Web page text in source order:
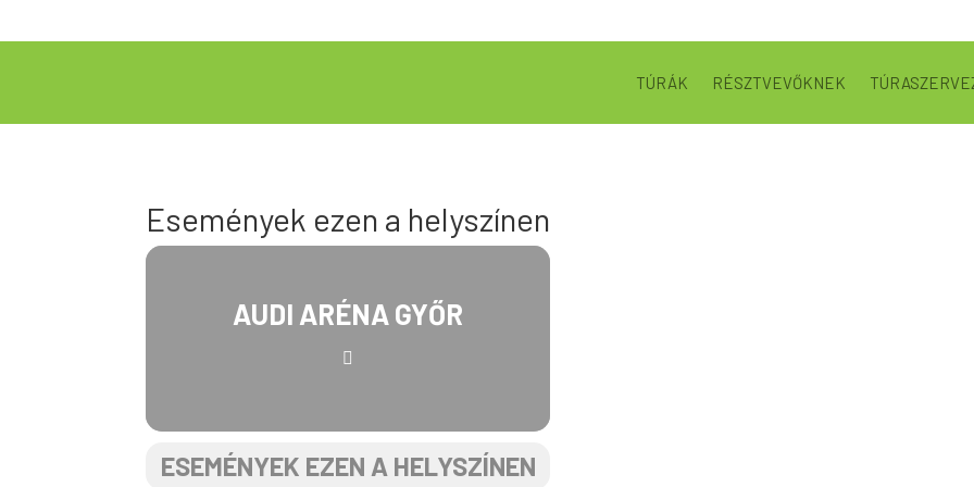
TÚRÁK RÉSZTVEVŐKNEK
Események ezen a helyszínen
AUDI ARÉNA GYŐR
ESEMÉNYEK EZEN A HELYSZÍNEN